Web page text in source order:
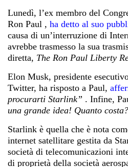
Lunedì, l’ex membro del
Ron Paul , ha detto al suo
causa di un’interruzione di
avrebbe trasmesso la sua
diretta, The Ron Paul Liberty
Elon Musk, presidente
Twitter, ha risposto a Paul,
procurarti Starlink” . Infine,
una grande idea! Quanto
Starlink è quella che è nota
internet satellitare gestita da
società di telecomunicazioni
di proprietà della società